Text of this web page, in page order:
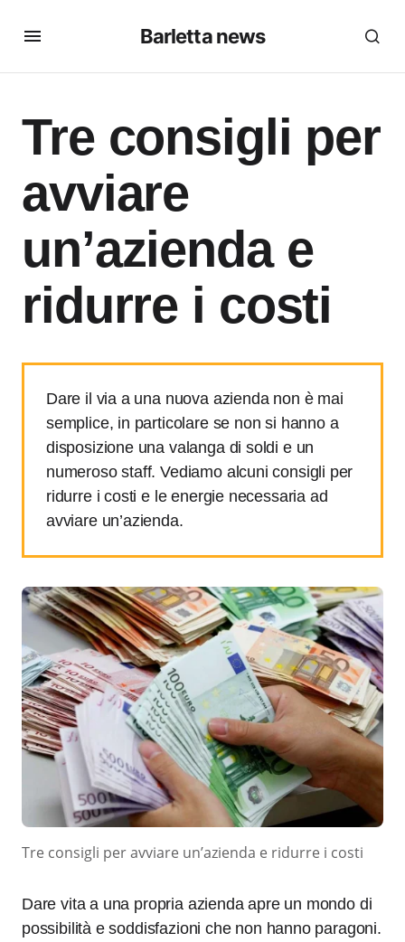
Barletta news
Tre consigli per
avviare
un’azienda e
ridurre i costi
Dare il via a una nuova azienda non è mai
semplice, in particolare se non si hanno a
disposizione una valanga di soldi e un
numeroso staff. Vediamo alcuni consigli per
ridurre i costi e le energie necessaria ad
avviare un’azienda.
Tre consigli per avviare un’azienda e ridurre i costi
Dare vita a una propria azienda apre un mondo di
possibilità e soddisfazioni che non hanno paragoni.